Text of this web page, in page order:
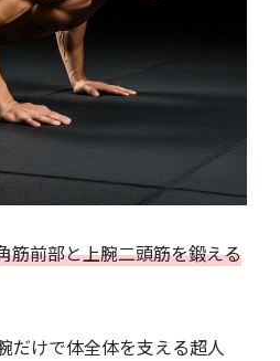
筋前部と上腕二頭筋を鍛える
だけで体全体を支える超人